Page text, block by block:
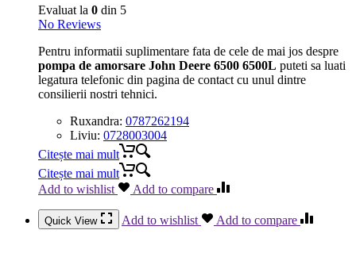
Evaluat la 0 din 5
No Reviews
Pentru informatii suplimentare fata de cele de mai jos despre
pompa de amorsare John Deere 6500 6500L puteti sa luati
legatura telefonic din pagina de contact cu unul dintre
consilierii nostri tehnici.
Ruxandra: 0787262194
Liviu: 0728003004
Citește mai mult
Citește mai mult
Add to wishlist
Add to compare
Quick View Add to wishlist Add to compare